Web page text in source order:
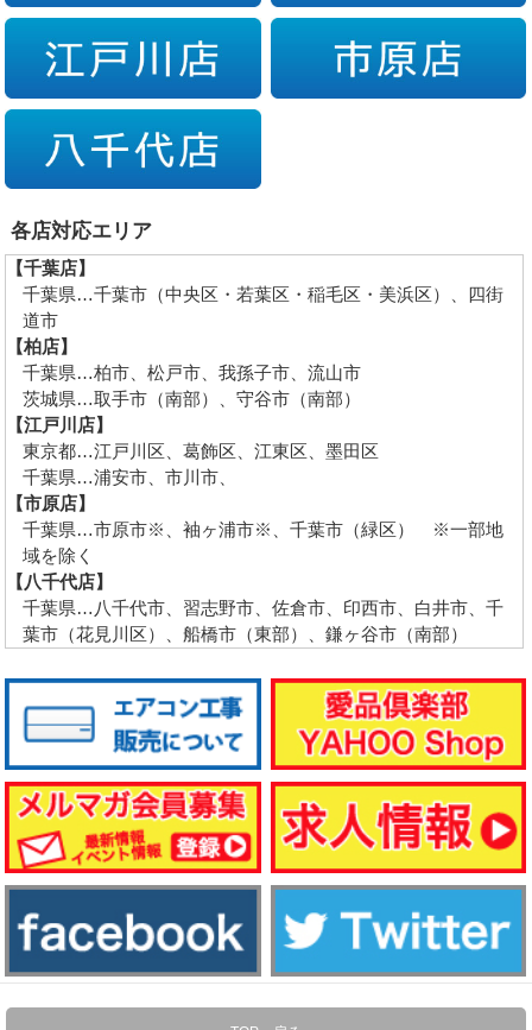
各店対応エリア
【千葉店】
千葉県…千葉市（中央区・若葉区・稲毛区・美浜区）、四街
道市
【柏店】
千葉県…柏市、松戸市、我孫子市、流山市
茨城県…取手市（南部）、守谷市（南部）
【江戸川店】
東京都…江戸川区、葛飾区、江東区、墨田区
千葉県…浦安市、市川市、
【市原店】
千葉県…市原市※、袖ヶ浦市※、千葉市（緑区） ※一部地
域を除く
【八千代店】
千葉県…八千代市、習志野市、佐倉市、印西市、白井市、千
葉市（花見川区）、船橋市（東部）、鎌ヶ谷市（南部）